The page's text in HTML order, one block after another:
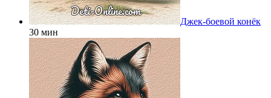
Джек-боевой конёк
30 мин